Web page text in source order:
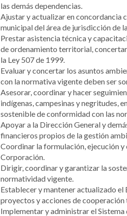
las demás dependencias.
Ajustar y actualizar en concordancia
municipal del área de jurisdicción de
Prestar asistencia técnica y
de ordenamiento territorial,
la Ley 507 de 1999.
Evaluar y concertar los asuntos
con la normativa vigente deben ser
Asesorar, coordinar y hacer
indígenas, campesinas y negritudes,
sostenible de conformidad con las
Apoyar a la Dirección General y
financieros propios de la gestión
Coordinar la formulación, ejecución y
Corporación.
Dirigir, coordinar y garantizar la
normatividad vigente.
Establecer y mantener actualizado
proyectos y acciones de
Implementar y administrar el